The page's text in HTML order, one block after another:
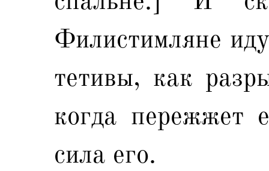
Филистимляне
тетивы, как
когда пережжет
сила его.